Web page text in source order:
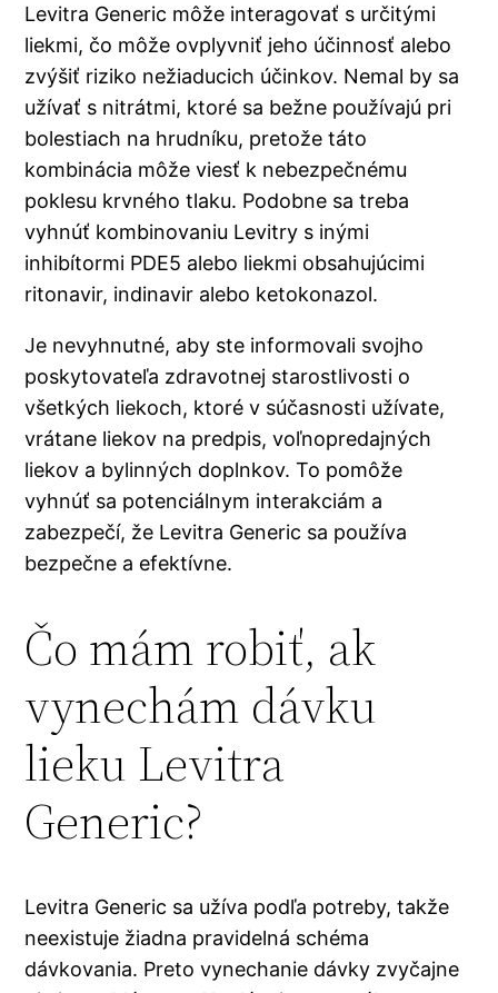
Levitra Generic môže interagovať s určitými
liekmi, čo môže ovplyvniť jeho účinnosť alebo
zvýšiť riziko nežiaducich účinkov. Nemal by sa
užívať s nitrátmi, ktoré sa bežne používajú pri
bolestiach na hrudníku, pretože táto
kombinácia môže viesť k nebezpečnému
poklesu krvného tlaku. Podobne sa treba
vyhnúť kombinovaniu Levitry s inými
inhibítormi PDE5 alebo liekmi obsahujúcimi
ritonavir, indinavir alebo ketokonazol.
Je nevyhnutné, aby ste informovali svojho
poskytovateľa zdravotnej starostlivosti o
všetkých liekoch, ktoré v súčasnosti užívate,
vrátane liekov na predpis, voľnopredajných
liekov a bylinných doplnkov. To pomôže
vyhnúť sa potenciálnym interakciám a
zabezpečí, že Levitra Generic sa používa
bezpečne a efektívne.
Čo mám robiť, ak
vynechám dávku
lieku Levitra
Generic?
Levitra Generic sa užíva podľa potreby, takže
neexistuje žiadna pravidelná schéma
dávkovania. Preto vynechanie dávky zvyčajne